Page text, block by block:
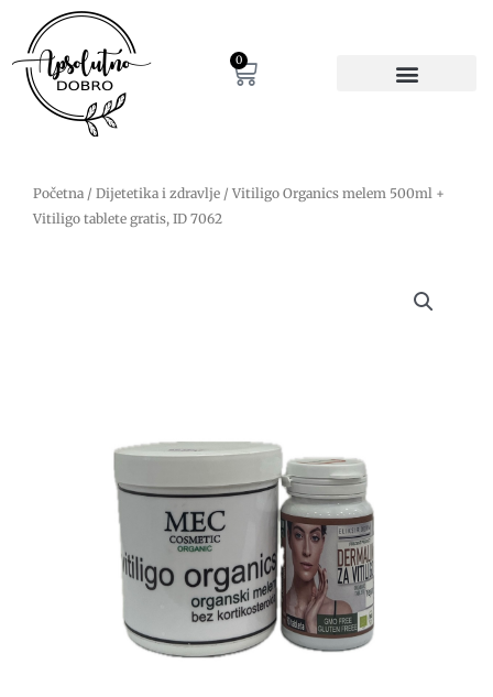
sadržaj
0
Cart
Početna / Dijetetika i zdravlje / Vitiligo Organics melem 500ml +
Vitiligo tablete gratis, ID 7062